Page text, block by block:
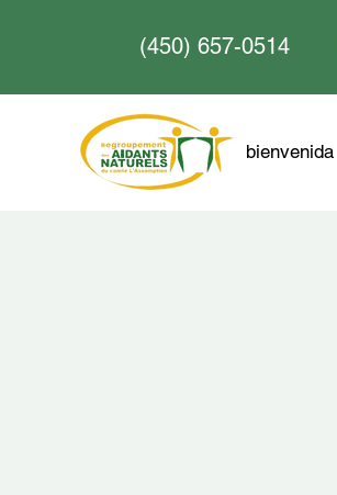
(450) 657-0514
bienvenida